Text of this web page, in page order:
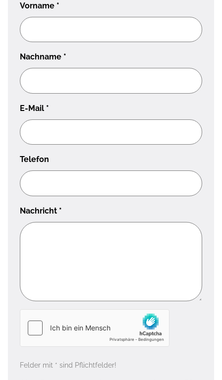
Vorname *
Nachname *
E-Mail *
Telefon
Nachricht *
Felder mit * sind Pflichtfelder!